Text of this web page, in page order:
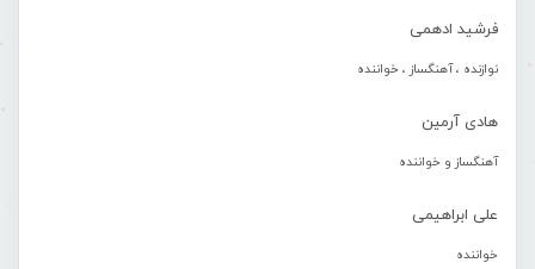
فرشید ادهمی
نوازنده ، آهنگساز ، خواننده
هادی آرمین
آهنگساز و خواننده
علی ابراهیمی
خواننده